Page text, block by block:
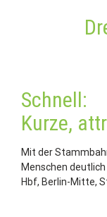
Schnell:
Kurze,
Mit der
Menschen
Hbf, Berlin-Mitte,